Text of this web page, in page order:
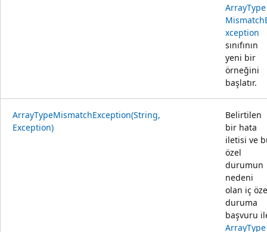
ArrayType
xception
sınıfının
yeni bir
örneğini
başlatır.
ArrayTypeMismatchException(String,
Exception)
Belirtilen
bir hata
iletisi ve
özel
durumun
nedeni
olan iç
duruma
başvuru
ArrayType